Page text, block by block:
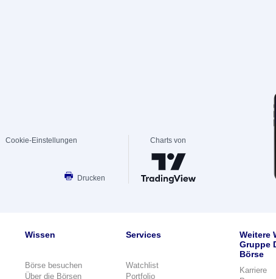
Cookie-Einstellungen
Drucken
Charts von
Wissen
Börse besuchen
Über die Börsen
Services
Watchlist
Portfolio
Weitere
Gruppe
Börse
Karriere